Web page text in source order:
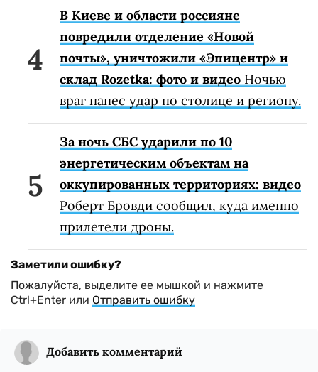
В Киеве и области россияне
повредили отделение «Новой
почты», уничтожили «Эпицентр» и
склад Rozetka: фото и видео Ночью
враг нанес удар по столице и региону.
За ночь СБС ударили по 10
энергетическим объектам на
оккупированных территориях: видео
Роберт Бровди сообщил, куда именно
прилетели дроны.
Заметили ошибку?
Пожалуйста, выделите ее мышкой и нажмите
Ctrl+Enter или Отправить ошибку
Добавить комментарий